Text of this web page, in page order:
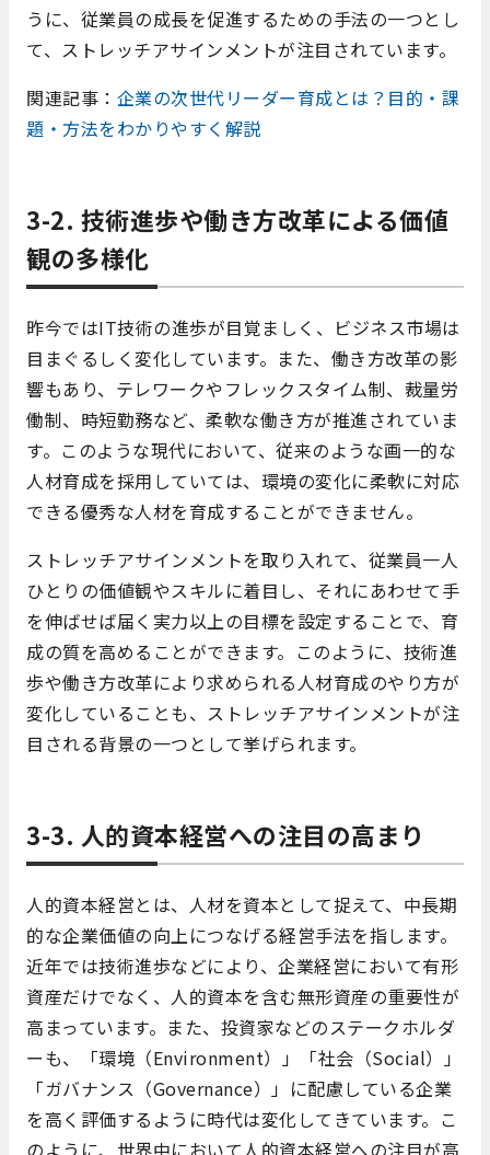
うに、従業員の成長を促進するための手法の一つとし
て、ストレッチアサインメントが注目されています。
関連記事： 企業の次世代リーダー育成とは？目的・課
題・方法をわかりやすく解説
3-2. 技術進歩や働き方改革による価値
観の多様化
昨今ではIT技術の進歩が目覚ましく、ビジネス市場は
目まぐるしく変化しています。また、働き方改革の影
響もあり、テレワークやフレックスタイム制、裁量労
働制、時短勤務など、柔軟な働き方が推進されていま
す。このような現代において、従来のような画一的な
人材育成を採用していては、環境の変化に柔軟に対応
できる優秀な人材を育成することができません。
ストレッチアサインメントを取り入れて、従業員一人
ひとりの価値観やスキルに着目し、それにあわせて手
を伸ばせば届く実力以上の目標を設定することで、育
成の質を高めることができます。このように、技術進
歩や働き方改革により求められる人材育成のやり方が
変化していることも、ストレッチアサインメントが注
目される背景の一つとして挙げられます。
3-3. 人的資本経営への注目の高まり
人的資本経営とは、人材を資本として捉えて、中長期
的な企業価値の向上につなげる経営手法を指します。
近年では技術進歩などにより、企業経営において有形
資産だけでなく、人的資本を含む無形資産の重要性が
高まっています。また、投資家などのステークホルダ
ーも、「環境（Environment）」「社会（Social）」
「ガバナンス（Governance）」に配慮している企業
を高く評価するように時代は変化してきています。こ
のように、世界中において人的資本経営への注目が高